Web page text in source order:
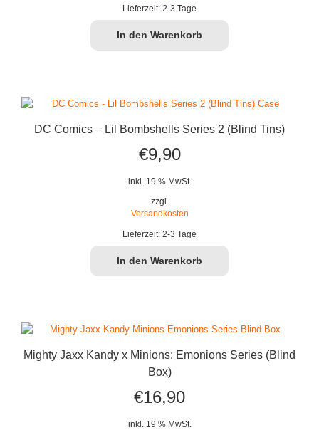
Lieferzeit: 2-3 Tage
In den Warenkorb
DC Comics – Lil Bombshells Series 2 (Blind Tins)
€9,90
inkl. 19 % MwSt.
zzgl.
Versandkosten
Lieferzeit: 2-3 Tage
In den Warenkorb
Mighty Jaxx Kandy x Minions: Emonions Series (Blind
Box)
€16,90
inkl. 19 % MwSt.